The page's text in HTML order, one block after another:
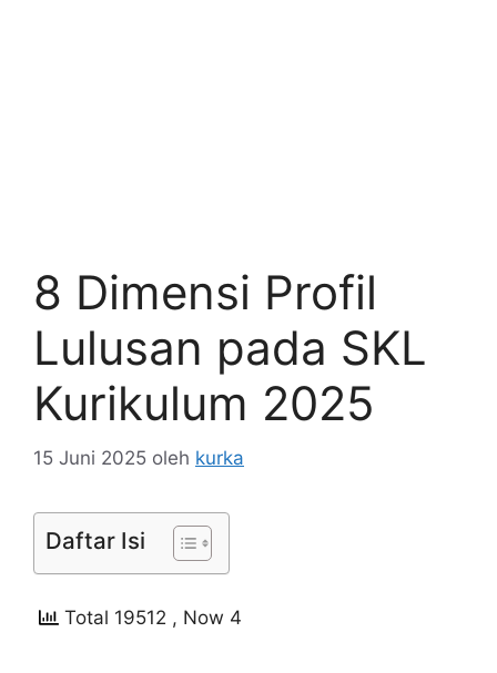
8 Dimensi Profil
Lulusan pada SKL
Kurikulum 2025
15 Juni 2025 oleh kurka
Daftar Isi
Total 19512 , Now 4